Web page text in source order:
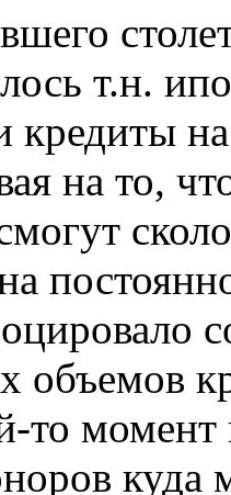
т.н.
кредиты
на то,
объемов
то
куда